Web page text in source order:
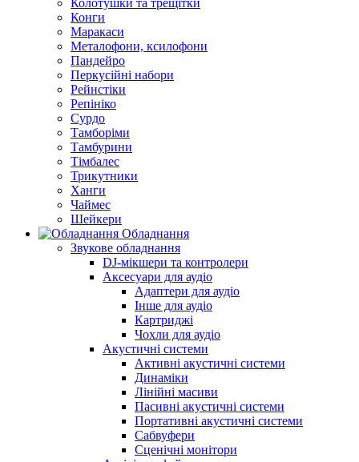
Колотушки та трещітки
Конги
Маракаси
Металофони, ксилофони
Пандейро
Перкусійні набори
Рейнстіки
Репініко
Сурдо
Тамборіми
Тамбурини
Тімбалес
Трикутники
Ханги
Чаймес
Шейкери
Обладнання
Звукове обладнання
DJ-мікшери та контролери
Аксесуари для аудіо
Адаптери для аудіо
Інше для аудіо
Картриджі
Чохли для аудіо
Акустичні системи
Активні акустичні системи
Динаміки
Лінійні масиви
Пасивні акустичні системи
Портативні акустичні системи
Сабвуфери
Сценічні монітори